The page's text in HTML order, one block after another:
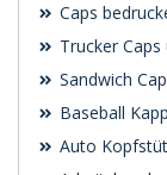
Caps
Trucker
Sandwich
Baseball
Auto